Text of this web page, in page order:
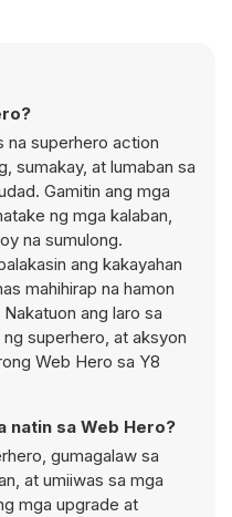
na superhero action
sumakay, at lumaban sa
Gamitin ang mga
ng mga kalaban,
na sumulong.
ang kakayahan
mahihirap na hamon
ang laro sa
superhero, at aksyon
Web Hero sa Y8
natin sa Web Hero?
gumagalaw sa
at umiiwas sa mga
mga upgrade at